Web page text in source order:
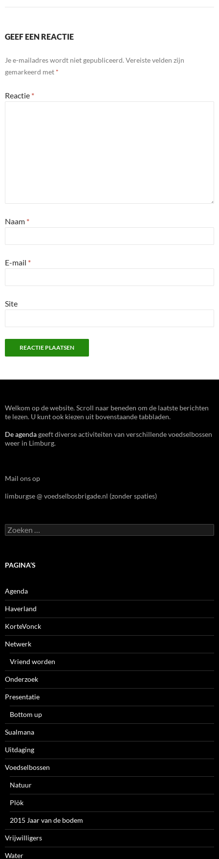
GEEF EEN REACTIE
Je e-mailadres wordt niet gepubliceerd. Vereiste velden zijn
gemarkeerd met *
Reactie *
Naam *
E-mail *
Site
Welkom op de website. Scroll naar beneden om de laatste berichten
te lezen. U kunt ook kiezen uit bovenstaande tabbladen.
De agendageeft diverse activiteiten van verschillende voedselbossen
weer in Limburg.
Mail ons op
limburgse @ voedselbosbrigade.nl (zonder spaties)
Zoeken
naar:
PAGINA’S
Agenda
Haverland
KorteVonck
Netwerk
Vriend worden
Onderzoek
Presentatie
Bottom up
Sualmana
Uitdaging
Voedselbossen
Natuur
Plök
2015 Jaar van de bodem
Vrijwilligers
Water